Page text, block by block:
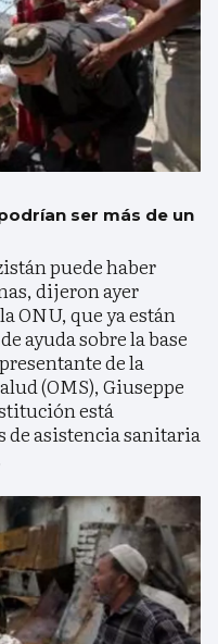
ser más de un
puede haber
dijeron ayer
ONU, que ya están
ayuda sobre la base
de la
(OMS), Giuseppe
está
de asistencia sanitaria